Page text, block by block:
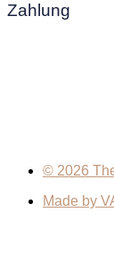
Zahlung
© 2026
Made by